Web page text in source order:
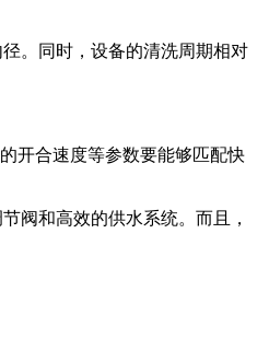
。同时，设备的清洗周期相对
开合速度等参数要能够匹配快
阀和高效的供水系统。而且，